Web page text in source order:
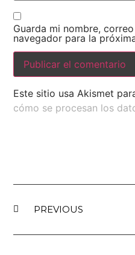
Guarda mi nombre,
navegador para la
Este sitio usa Akismet
cómo se procesan los
PREVIOUS